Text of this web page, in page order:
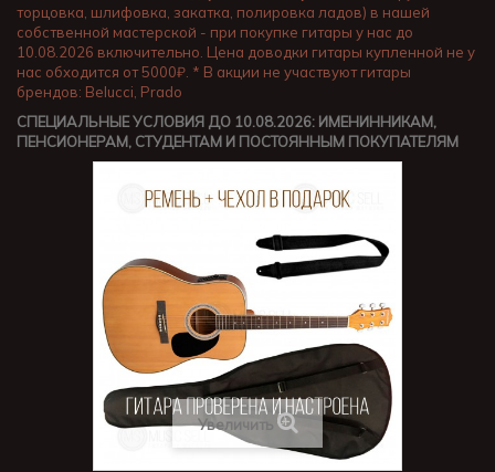
торцовка, шлифовка, закатка, полировка ладов) в нашей
собственной мастерской - при покупке гитары у нас до
10.08.2026 включительно. Цена доводки гитары купленной не у
нас обходится от 5000₽. * В акции не участвуют гитары
брендов: Belucci, Prado
СПЕЦИАЛЬНЫЕ УСЛОВИЯ ДО 10.08.2026: ИМЕНИННИКАМ,
ПЕНСИОНЕРАМ, СТУДЕНТАМ И ПОСТОЯННЫМ ПОКУПАТЕЛЯМ
Увеличить